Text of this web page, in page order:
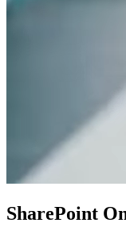
SharePoint